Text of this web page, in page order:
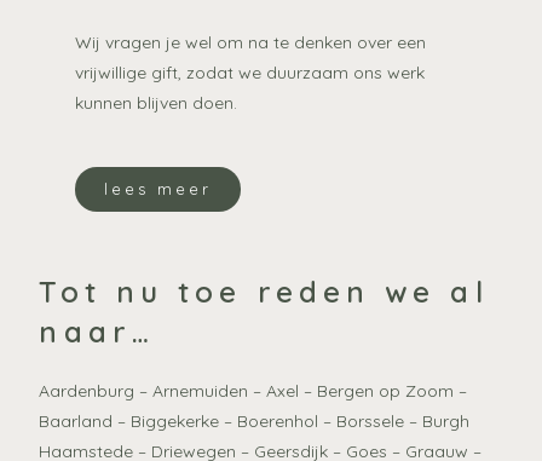
Wij vragen je wel om na te denken over een
vrijwillige gift, zodat we duurzaam ons werk
kunnen blijven doen.
lees meer
Tot nu toe reden we al
naar…
Aardenburg – Arnemuiden – Axel – Bergen op Zoom –
Baarland – Biggekerke – Boerenhol – Borssele – Burgh
Haamstede – Driewegen – Geersdijk – Goes – Graauw –